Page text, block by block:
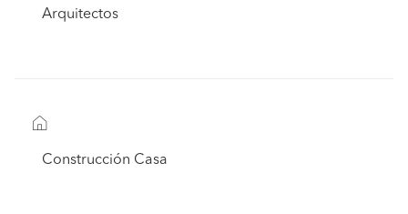
Arquitectos
Construcción Casa